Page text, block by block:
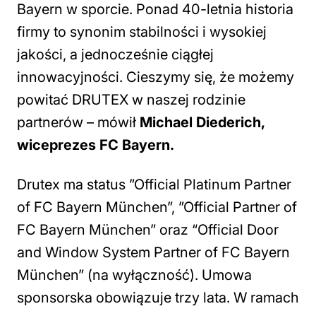
Bayern w sporcie. Ponad 40-letnia historia
firmy to synonim stabilności i wysokiej
jakości, a jednocześnie ciągłej
innowacyjności. Cieszymy się, że możemy
powitać DRUTEX w naszej rodzinie
partnerów – mówił Michael Diederich,
wiceprezes FC Bayern.
Drutex ma status ”Official Platinum Partner
of FC Bayern München”, ”Official Partner of
FC Bayern München” oraz “Official Door
and Window System Partner of FC Bayern
München” (na wyłączność). Umowa
sponsorska obowiązuje trzy lata. W ramach